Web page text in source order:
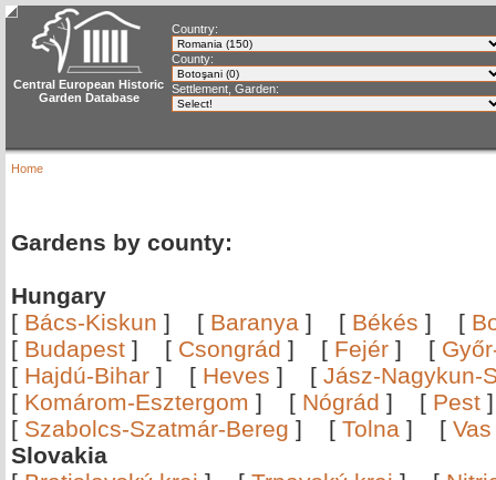
Central European Historic
Garden Database
Country:
County:
Settlement, Garden:
Home
Gardens by county:
Hungary
[ Bács-Kiskun ] [ Baranya ] [ Békés ] [
[ Budapest ] [ Csongrád ] [ Fejér ] [
[ Hajdú-Bihar ] [ Heves ] [ Jász-Nagykun-
[ Komárom-Esztergom ] [ Nógrád ] [ Pest
[ Szabolcs-Szatmár-Bereg ] [ Tolna ] [ Vas
Slovakia